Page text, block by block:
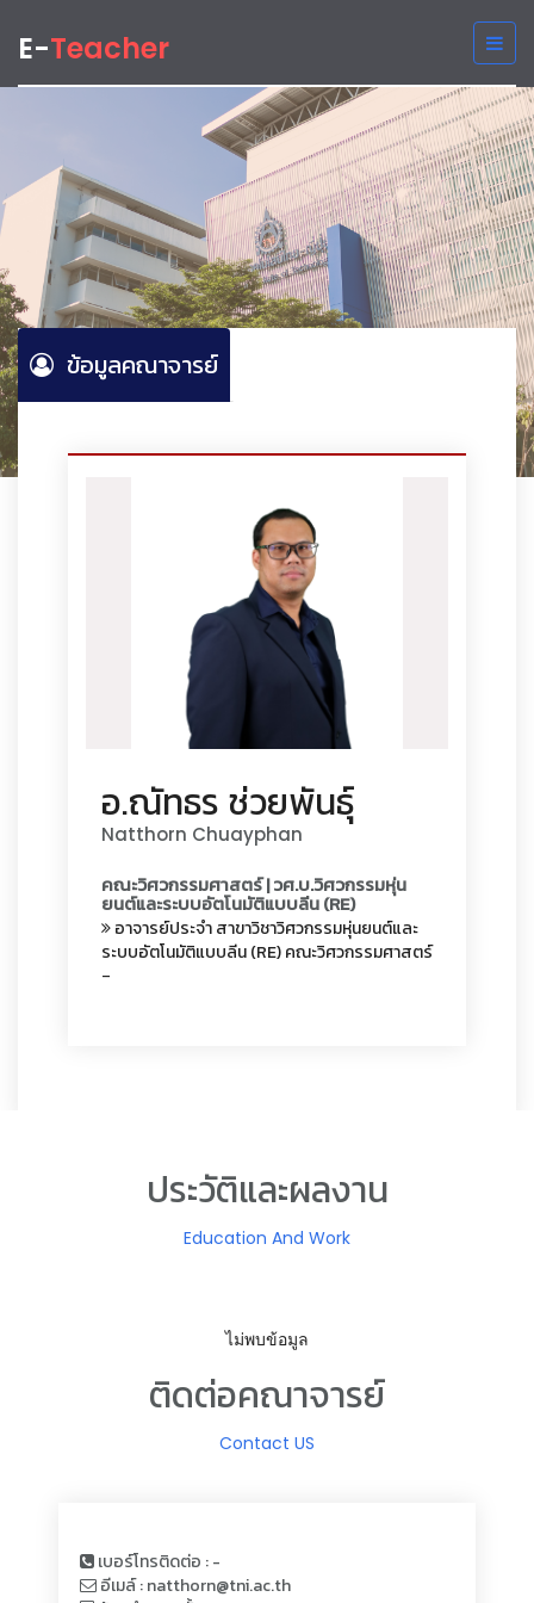
E-Teacher
ข้อมูลคณาจารย์
อ.ณัทธร ช่วยพันธุ์
Natthorn Chuayphan
คณะวิศวกรรมศาสตร์ | วศ.บ.วิศวกรรมหุ่น
ยนต์และระบบอัตโนมัติแบบลีน (RE)
อาจารย์ประจำสาขาวิชาวิศวกรรมหุ่นยนต์และ
ระบบอัตโนมัติแบบลีน (RE)คณะวิศวกรรมศาสตร์
-
ประวัติและผลงาน
Education And Work
ไม่พบข้อมูล
ติดต่อคณาจารย์
Contact US
เบอร์โทรติดต่อ : -
อีเมล์ : natthorn@tni.ac.th